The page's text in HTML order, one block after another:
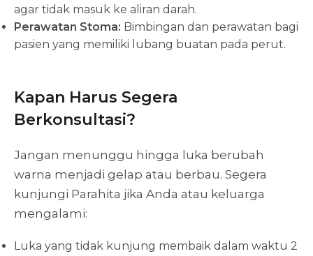
agar tidak masuk ke aliran darah.
Perawatan Stoma: Bimbingan dan perawatan bagi
pasien yang memiliki lubang buatan pada perut.
Kapan Harus Segera
Berkonsultasi?
Jangan menunggu hingga luka berubah
warna menjadi gelap atau berbau. Segera
kunjungi Parahita jika Anda atau keluarga
mengalami:
Luka yang tidak kunjung membaik dalam waktu 2